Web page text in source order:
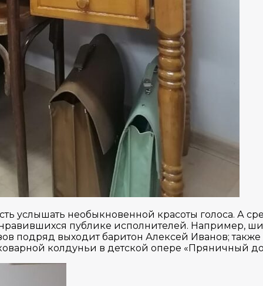
услышать необыкновенной красоты голоса. А
публике исполнителей. Например,
подряд выходит баритон Алексей Иванов;
колдуньи в детской опере «Пряничный